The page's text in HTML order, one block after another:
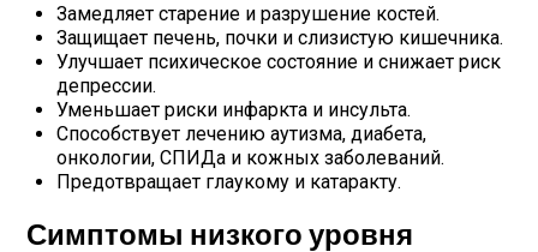
Замедляет старение и разрушение костей.
Защищает печень, почки и слизистую кишечника.
Улучшает психическое состояние и снижает риск
депрессии.
Уменьшает риски инфаркта и инсульта.
Способствует лечению аутизма, диабета,
онкологии, СПИДа и кожных заболеваний.
Предотвращает глаукому и катаракту.
Симптомы низкого уровня